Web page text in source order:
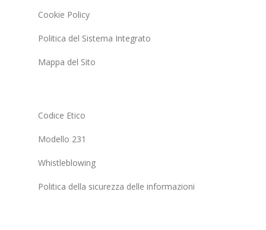
Cookie Policy
Politica del Sistema Integrato
Mappa del Sito
Codice Etico
Modello 231
Whistleblowing
Politica della sicurezza delle informazioni